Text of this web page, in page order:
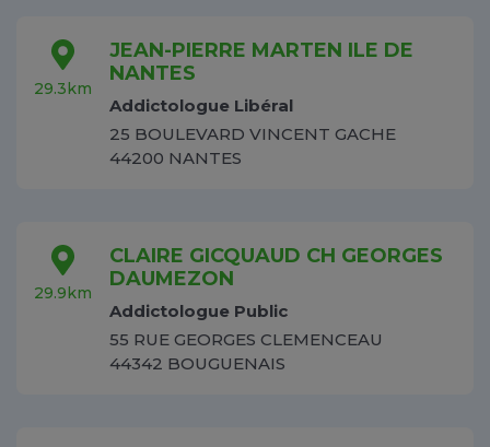
29.3km
JEAN-PIERRE MARTEN ILE DE
NANTES
Addictologue Libéral
25 BOULEVARD VINCENT GACHE
44200 NANTES
29.9km
CLAIRE GICQUAUD CH GEORGES
DAUMEZON
Addictologue Public
55 RUE GEORGES CLEMENCEAU
44342 BOUGUENAIS